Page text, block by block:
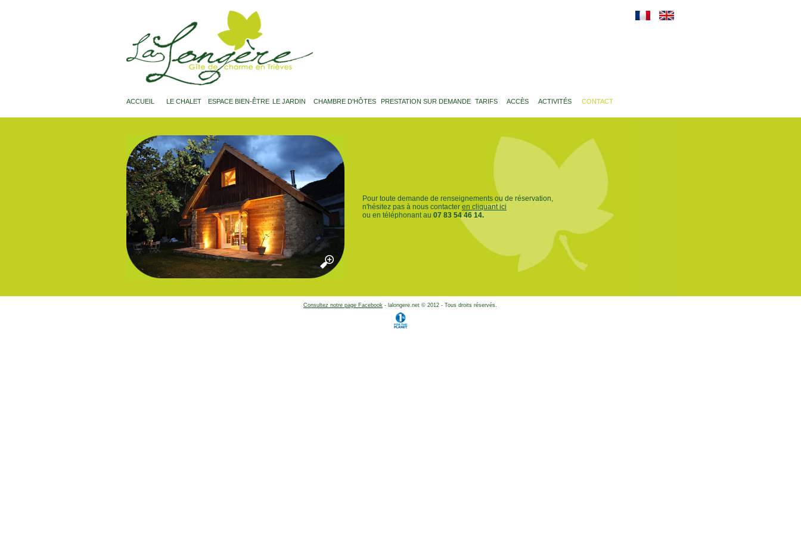
ACCUEIL LE CHALET ESPACE BIEN-ÊTRE LE JARDIN CHAMBRE D'HÔTES PRESTATION SUR DEMANDE TARIFS ACCÈS ACTIVITÉS CONTACT
Pour toute demande de renseignements ou de réservation,
n'hésitez pas à nous contacter en cliquant ici
ou en téléphonant au 07 83 54 46 14.
Consultez notre page Facebook - lalongere.net © 2012 - Tous droits réservés.